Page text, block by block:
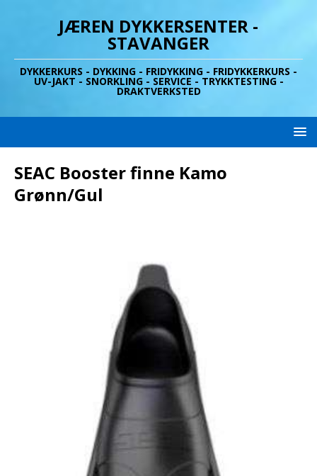
JÆREN DYKKERSENTER -
STAVANGER
DYKKERKURS - DYKKING - FRIDYKKING - FRIDYKKERKURS -
UV-JAKT - SNORKLING - SERVICE - TRYKKTESTING -
DRAKTVERKSTED
SEAC Booster finne Kamo
Grønn/Gul